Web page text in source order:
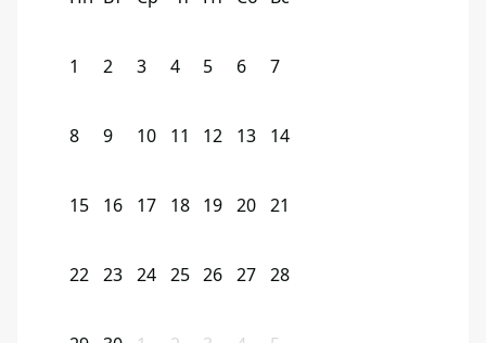
1 2 3 4 5 6 7
8 9 10 11 12 13 14
15 16 17 18 19 20 21
22 23 24 25 26 27 28